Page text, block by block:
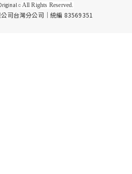
© All Rights Reserved.
司台灣分公司｜統編 83569351